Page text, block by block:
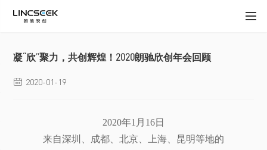
凝“欣”聚力，共创辉煌！2020朗驰欣创年会回顾
 2020-01-19
2020年1月16日
来自深圳、成都、北京、上海、昆明等地的